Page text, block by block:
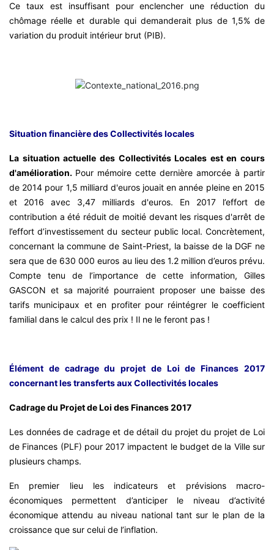
Ce taux est insuffisant pour enclencher une réduction du
chômage réelle et durable qui demanderait plus de 1,5% de
variation du produit intérieur brut (PIB).
Situation financière des Collectivités locales
La situation actuelle des Collectivités Locales est en cours
d'amélioration. Pour mémoire cette dernière amorcée à partir
de 2014 pour 1,5 milliard d'euros jouait en année pleine en 2015
et 2016 avec 3,47 milliards d'euros. En 2017 l’effort de
contribution a été réduit de moitié devant les risques d'arrêt de
l’effort d’investissement du secteur public local. Concrètement,
concernant la commune de Saint-Priest, la baisse de la DGF ne
sera que de 630 000 euros au lieu des 1.2 million d’euros prévu.
Compte tenu de l’importance de cette information, Gilles
GASCON et sa majorité pourraient proposer une baisse des
tarifs municipaux et en profiter pour réintégrer le coefficient
familial dans le calcul des prix ! Il ne le feront pas !
Élément de cadrage du projet de Loi de Finances 2017
concernant les transferts aux Collectivités locales
Cadrage du Projet de Loi des Finances 2017
Les données de cadrage et de détail du projet du projet de Loi
de Finances (PLF) pour 2017 impactent le budget de la Ville sur
plusieurs champs.
En premier lieu les indicateurs et prévisions macro-
économiques permettent d’anticiper le niveau d’activité
économique attendu au niveau national tant sur le plan de la
croissance que sur celui de l’inflation.